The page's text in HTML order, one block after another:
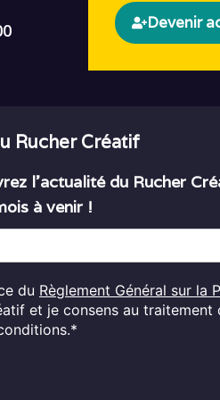
Devenir
Rucher Créatif
l’actualité du Rucher
à venir !
du Règlement Général sur la
et je consens au traitement